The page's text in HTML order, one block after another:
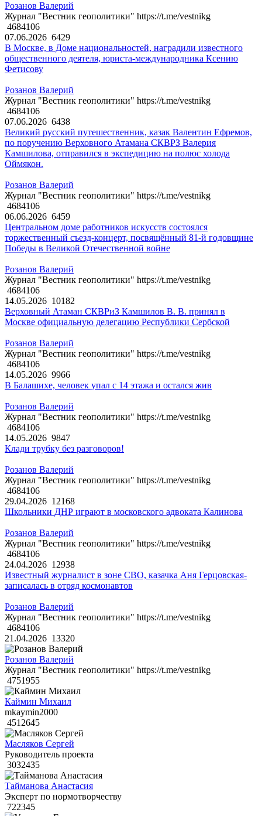
Розанов Валерий
Журнал "Вестник геополитики" https://t.me/vestnikg
4684106
07.06.2026 6429
В Москве, в Доме национальностей, наградили известного
общественного деятеля, юриста-международника Ксению
Фетисову
Розанов Валерий
Журнал "Вестник геополитики" https://t.me/vestnikg
4684106
07.06.2026 6438
Великий русский путешественник, казак Валентин Ефремов,
по поручению Верховного Атамана СКВРЗ Валерия
Камшилова, отправился в экспедицию на полюс холода
Оймякон.
Розанов Валерий
Журнал "Вестник геополитики" https://t.me/vestnikg
4684106
06.06.2026 6459
Центральном доме работников искусств состоялся
торжественный съезд-концерт, посвящённый 81-й годовщине
Победы в Великой Отечественной войне
Розанов Валерий
Журнал "Вестник геополитики" https://t.me/vestnikg
4684106
14.05.2026 10182
Верховный Атаман СКВРиЗ Камшилов В. В. принял в
Москве официальную делегацию Республики Сербской
Розанов Валерий
Журнал "Вестник геополитики" https://t.me/vestnikg
4684106
14.05.2026 9966
В Балашихе, человек упал с 14 этажа и остался жив
Розанов Валерий
Журнал "Вестник геополитики" https://t.me/vestnikg
4684106
14.05.2026 9847
Клади трубку без разговоров!
Розанов Валерий
Журнал "Вестник геополитики" https://t.me/vestnikg
4684106
29.04.2026 12168
Школьники ДНР играют в московского адвоката Калинова
Розанов Валерий
Журнал "Вестник геополитики" https://t.me/vestnikg
4684106
24.04.2026 12938
Известный журналист в зоне СВО, казачка Аня Герцовская-
записалась в отряд космонавтов
Розанов Валерий
Журнал "Вестник геополитики" https://t.me/vestnikg
4684106
21.04.2026 13320
Розанов Валерий
Журнал "Вестник геополитики" https://t.me/vestnikg
4751955
Каймин Михаил
mkaymin2000
4512645
Масляков Сергей
Руководитель проекта
3032435
Тайманова Анастасия
Эксперт по нормотворчеству
722345